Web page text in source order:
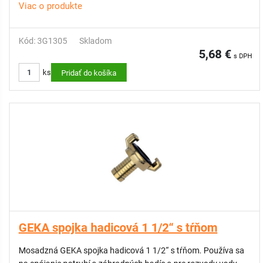
Viac o produkte
Kód: 3G1305 Skladom
5,68 € s DPH
ks Pridať do košíka
GEKA spojka hadicová 1 1/2“ s tŕňom
Mosadzná GEKA spojka hadicová 1 1/2“ s tŕňom. Používa sa